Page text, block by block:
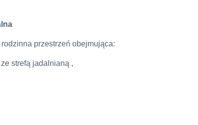
przestrzeń obejmująca:
strefą jadalnianą ,